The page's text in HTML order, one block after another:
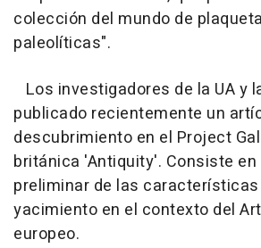
colección del mundo de
paleolíticas".
Los investigadores de la UA y
publicado recientemente un
descubrimiento en el Project
británica 'Antiquity'. Consiste
preliminar de las
yacimiento en el contexto del
europeo.